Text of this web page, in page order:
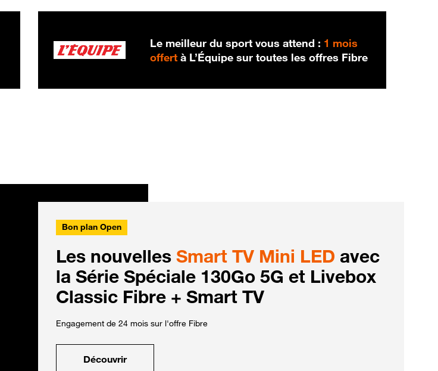
Le meilleur du sport vous attend : 1 mois
offert à L’Équipe sur toutes les offres Fibre
Bon plan Open
Les nouvelles Smart TV Mini LED avec
la Série Spéciale 130Go 5G et Livebox
Classic Fibre + Smart TV
Engagement de 24 mois sur l'offre Fibre
Découvrir